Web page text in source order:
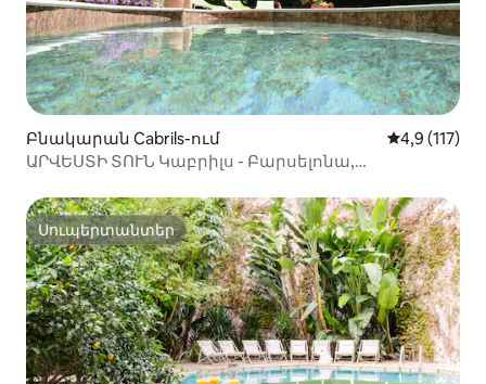
Բնակարան Cabrils-ում Միջին
4,9 (117)
ԱՐՎԵՍՏԻ ՏՈՒՆ Կաբրիլս - Բարսելոնա,
Սուպերտանտեր
Սուպերտանտեր